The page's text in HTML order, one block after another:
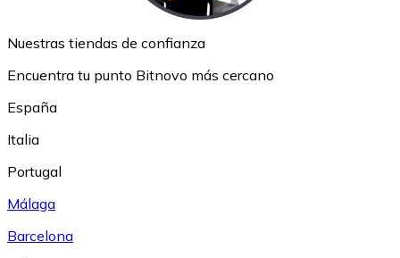
Nuestras tiendas de confianza
Encuentra tu punto Bitnovo más cercano
España
Italia
Portugal
Málaga
Barcelona